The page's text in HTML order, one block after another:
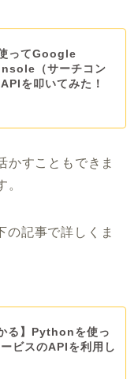
ってGoogle
（サーチコン
を叩いてみた！
かすこともできま
。
の記事で詳しくま
る】Pythonを使っ
ビスのAPIを利用し